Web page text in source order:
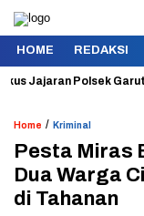
HOME REDAKSI
Polsek Garut Kota
Home / Kriminal
Pesta Miras
Dua Warga
di Tahanan